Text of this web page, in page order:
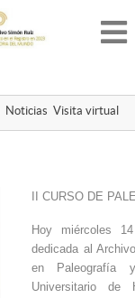
Noticias Visita virtual
II CURSO DE
Hoy miércoles
dedicada al
en Paleografía
Universitario de